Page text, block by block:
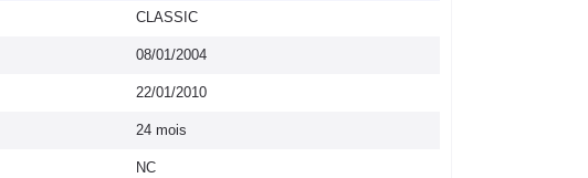
CLASSIC
08/01/2004
22/01/2010
24 mois
NC